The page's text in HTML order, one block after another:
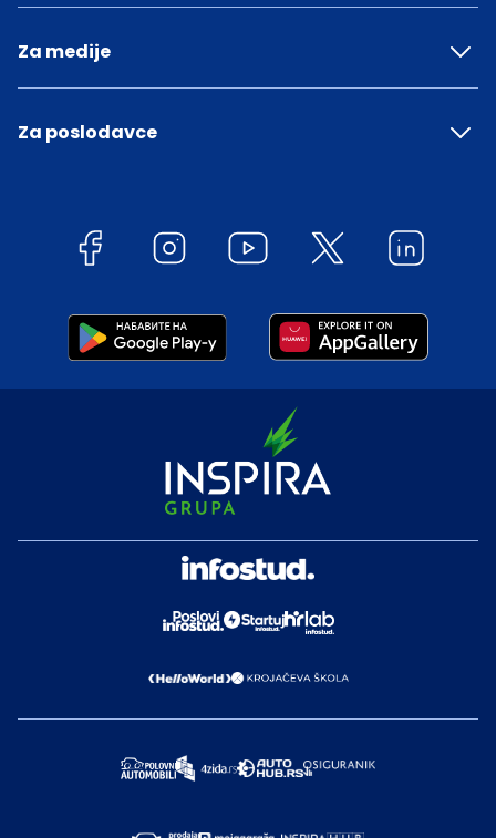
Za medije
Za poslodavce